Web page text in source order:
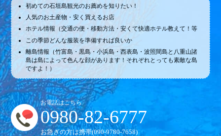
初めての石垣島観光のお薦めを知りたい！
人気のお土産物・安く買えるお店
ホテル情報（交通の便・移動方法・安くて快適ホテル教えて！等
この季節どんな服装を準備すれば良いか
離島情報（竹富島・黒島・小浜島・西表島・波照間島と八重山諸
島は島によって色んな顔があります！それぞれとっても素敵な島
ですよ！）
お電話はこちら
0980-82-6777
お急ぎの方は携帯(090-9780-7658)